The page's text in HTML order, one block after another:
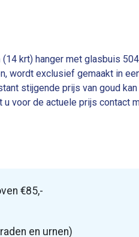
krt) hanger met glasbuis
wordt exclusief gemaakt in
stijgende prijs van goud
u voor de actuele prijs contact
€85,-
en urnen)